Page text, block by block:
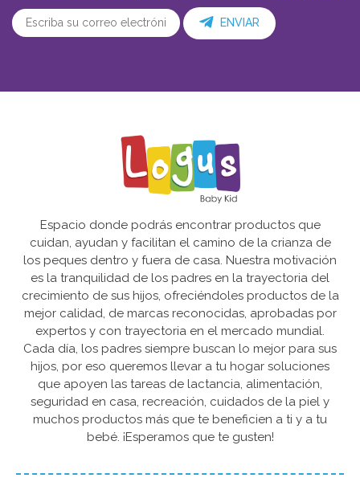
ENVIAR
Espacio donde podrás encontrar productos que
cuidan, ayudan y facilitan el camino de la crianza de
los peques dentro y fuera de casa. Nuestra motivación
es la tranquilidad de los padres en la trayectoria del
crecimiento de sus hijos, ofreciéndoles productos de la
mejor calidad, de marcas reconocidas, aprobadas por
expertos y con trayectoria en el mercado mundial.
Cada día, los padres siempre buscan lo mejor para sus
hijos, por eso queremos llevar a tu hogar soluciones
que apoyen las tareas de lactancia, alimentación,
seguridad en casa, recreación, cuidados de la piel y
muchos productos más que te beneficien a ti y a tu
bebé. ¡Esperamos que te gusten!